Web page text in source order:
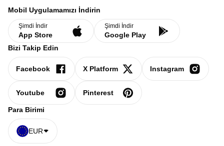
Mobil Uygulamamızı İndirin
Şimdi İndir
App Store
Şimdi İndir
Google Play
Bizi Takip Edin
Facebook X Platform Instagram
Youtube Pinterest
Para Birimi
EUR